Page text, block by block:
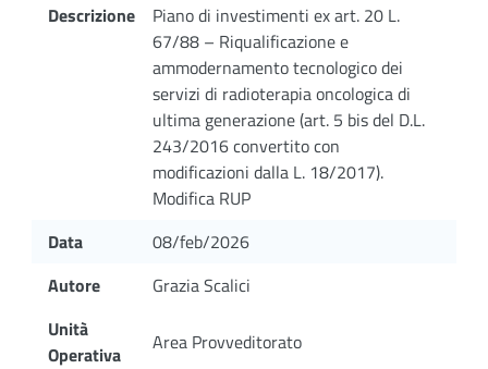
Descrizione
Piano di investimenti ex art. 20 L.
67/88 – Riqualificazione e
ammodernamento tecnologico dei
servizi di radioterapia oncologica di
ultima generazione (art. 5 bis del D.L.
243/2016 convertito con
modificazioni dalla L. 18/2017).
Modifica RUP
Data
08/feb/2026
Autore
Grazia Scalici
Unità
Operativa
Area Provveditorato